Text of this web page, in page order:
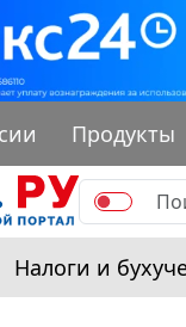
Продукты
Налоги и